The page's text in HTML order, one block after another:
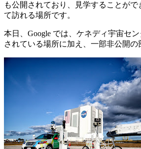
も公開されており、見学することが
て訪れる場所です。
本日、Google では、ケネディ宇宙セ
されている場所に加え、一部非公開